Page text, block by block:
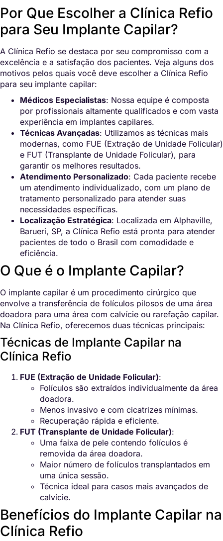
Por Que Escolher a Clínica Refio
para Seu Implante Capilar?
A Clínica Refio se destaca por seu compromisso com a
excelência e a satisfação dos pacientes. Veja alguns dos
motivos pelos quais você deve escolher a Clínica Refio
para seu implante capilar:
Médicos Especialistas: Nossa equipe é composta
por profissionais altamente qualificados e com vasta
experiência em implantes capilares.
Técnicas Avançadas: Utilizamos as técnicas mais
modernas, como FUE (Extração de Unidade Folicular)
e FUT (Transplante de Unidade Folicular), para
garantir os melhores resultados.
Atendimento Personalizado: Cada paciente recebe
um atendimento individualizado, com um plano de
tratamento personalizado para atender suas
necessidades específicas.
Localização Estratégica: Localizada em Alphaville,
Barueri, SP, a Clínica Refio está pronta para atender
pacientes de todo o Brasil com comodidade e
eficiência.
O Que é o Implante Capilar?
O implante capilar é um procedimento cirúrgico que
envolve a transferência de folículos pilosos de uma área
doadora para uma área com calvície ou rarefação capilar.
Na Clínica Refio, oferecemos duas técnicas principais:
Técnicas de Implante Capilar na
Clínica Refio
FUE (Extração de Unidade Folicular):
Folículos são extraídos individualmente da área
doadora.
Menos invasivo e com cicatrizes mínimas.
Recuperação rápida e eficiente.
FUT (Transplante de Unidade Folicular):
Uma faixa de pele contendo folículos é
removida da área doadora.
Maior número de folículos transplantados em
uma única sessão.
Técnica ideal para casos mais avançados de
calvície.
Benefícios do Implante Capilar na
Clínica Refio